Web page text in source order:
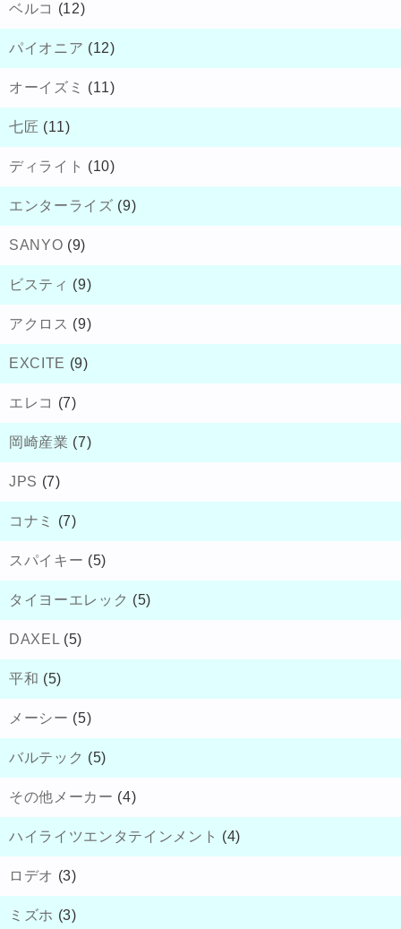
ベルコ (12)
パイオニア (12)
オーイズミ (11)
七匠 (11)
ディライト (10)
エンターライズ (9)
SANYO (9)
ビスティ (9)
アクロス (9)
EXCITE (9)
エレコ (7)
岡崎産業 (7)
JPS (7)
コナミ (7)
スパイキー (5)
タイヨーエレック (5)
DAXEL (5)
平和 (5)
メーシー (5)
バルテック (5)
その他メーカー (4)
ハイライツエンタテインメント (4)
ロデオ (3)
ミズホ (3)